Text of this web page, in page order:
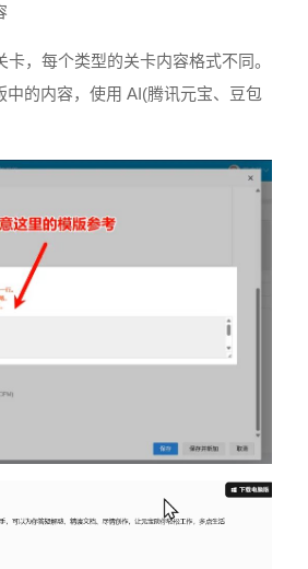
，每个类型的关卡内容格式不同。
中的内容，使用 AI(腾讯元宝、豆包